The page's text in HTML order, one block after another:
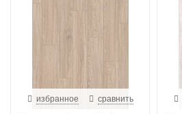
избранное сравнить